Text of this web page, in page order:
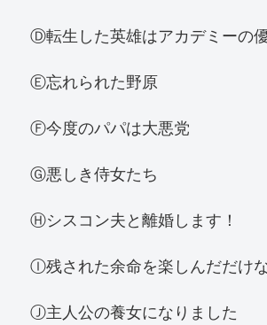
Ⓓ転生した英雄はアカデミーの
Ⓔ忘れられた野原
Ⓕ今度のパパは大悪党
Ⓖ悪しき侍女たち
Ⓗシスコン夫と離婚します！
Ⓘ残された余命を楽しんだだけ
Ⓙ主人公の養女になりました